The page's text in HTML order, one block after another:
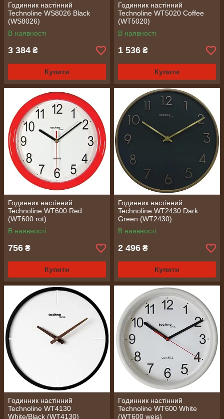
Годинник настінний
Technoline WS8026 Black
(WS8026)
В наявності
3 384 ₴
Купити
Годинник настінний
Technoline WT5020 Coffee
(WT5020)
В наявності
1 536 ₴
Купити
Годинник настінний
Technoline WT600 Red
(WT600 rot)
В наявності
756 ₴
Купити
Годинник настінний
Technoline WT2430 Dark
Green (WT2430)
В наявності
2 496 ₴
Купити
Годинник настінний
Technoline WT4130
White/Black (WT4130)
Годинник настінний
Technoline WT600 White
(WT600 weis)